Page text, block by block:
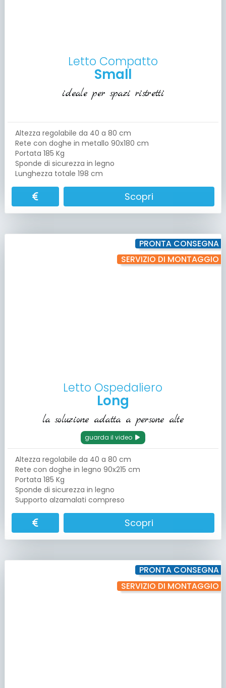
Letto Compatto
Small
ideale per spazi ristretti
Altezza regolabile da 40 a 80 cm
Rete con doghe in metallo 90x180 cm
Portata 185 Kg
Sponde di sicurezza in legno
Lunghezza totale 198 cm
Scopri
PRONTA CONSEGNA
SERVIZIO DI MONTAGGIO
Letto Ospedaliero
Long
la soluzione adatta a persone alte
guarda il video
Altezza regolabile da 40 a 80 cm
Rete con doghe in legno 90x215 cm
Portata 185 Kg
Sponde di sicurezza in legno
Supporto alzamalati compreso
Scopri
PRONTA CONSEGNA
SERVIZIO DI MONTAGGIO